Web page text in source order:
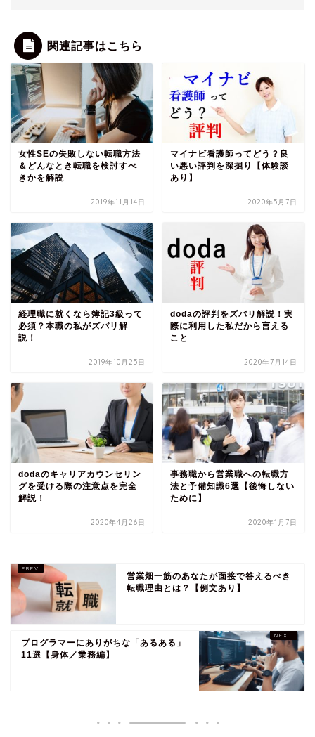
関連記事はこちら
女性SEの失敗しない転職方法
＆どんなとき転職を検討すべ
きかを解説
2019年11月14日
マイナビ看護師ってどう？良
い悪い評判を深掘り【体験談
あり】
2020年5月7日
経理職に就くなら簿記3級って
必須？本職の私がズバリ解
説！
2019年10月25日
dodaの評判をズバリ解説！実
際に利用した私だから言える
こと
2020年7月14日
dodaのキャリアカウンセリン
グを受ける際の注意点を完全
解説！
2020年4月26日
事務職から営業職への転職方
法と予備知識6選【後悔しない
ために】
2020年1月7日
営業畑一筋のあなたが面接で答えるべき
転職理由とは？【例文あり】
プログラマーにありがちな「あるある」
11選【身体／業務編】